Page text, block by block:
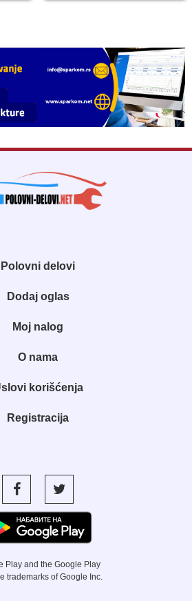
Polovni delovi
Dodaj oglas
Moj nalog
O nama
korišćenja
Registracija
Play and the Google Play
trademarks of Google Inc.